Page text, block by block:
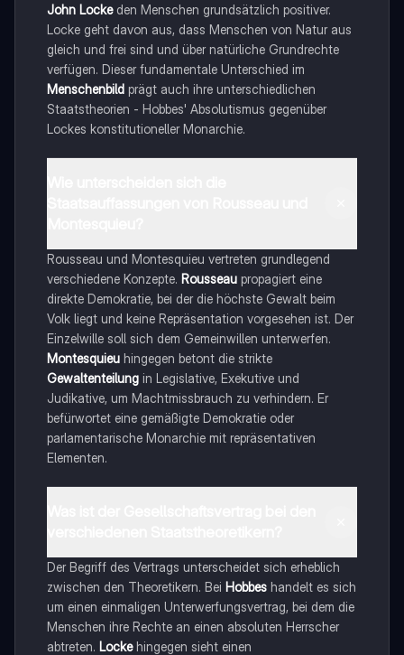
John Lockeden Menschen grundsätzlich positiver.
Locke geht davon aus, dass Menschen von Natur aus
gleich und frei sind und über natürliche Grundrechte
verfügen. Dieser fundamentale Unterschied im
Menschenbildprägt auch ihre unterschiedlichen
Staatstheorien - Hobbes' Absolutismus gegenüber
Lockes konstitutioneller Monarchie.
Rousseau und Montesquieu vertreten grundlegend
verschiedene Konzepte. Rousseaupropagiert eine
direkte Demokratie, bei der die höchste Gewalt beim
Volk liegt und keine Repräsentation vorgesehen ist. Der
Einzelwille soll sich dem Gemeinwillen unterwerfen.
Montesquieuhingegen betont die strikte
Gewaltenteilungin Legislative, Exekutive und
Judikative, um Machtmissbrauch zu verhindern. Er
befürwortet eine gemäßigte Demokratie oder
parlamentarische Monarchie mit repräsentativen
Elementen.
Der Begriff des Vertrags unterscheidet sich erheblich
zwischen den Theoretikern. Bei Hobbeshandelt es sich
um einen einmaligen Unterwerfungsvertrag, bei dem die
Menschen ihre Rechte an einen absoluten Herrscher
abtreten. Lockehingegen sieht einen